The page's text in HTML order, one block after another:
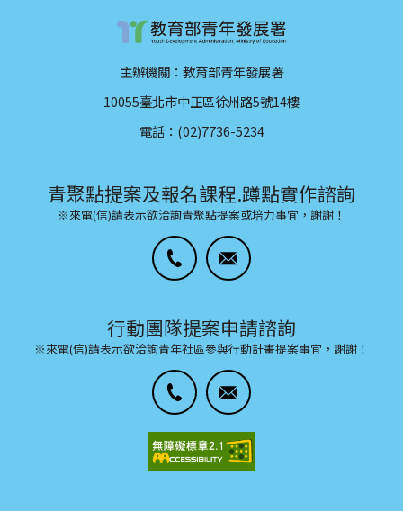
主辦機關：教育部青年發展署
10055臺北市中正區徐州路5號14樓
電話：(02)7736-5234
青聚點提案及報名課程.蹲點實作諮詢
※來電(信)請表示欲洽詢青聚點提案或培力事宜，謝謝！
行動團隊提案申請諮詢
※來電(信)請表示欲洽詢青年社區參與行動計畫提案事宜，謝謝！